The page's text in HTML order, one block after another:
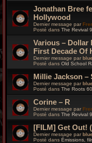
Jonathan Bree
Hollywood
Dernier message par
Posté dans The Revival
Various – Dollar
First Decade Of
Dernier message par
Posté dans Old School
Millie Jackson –
Dernier message par
Posté dans The Roots
Corine – R
Dernier message par
Posté dans The Revival
[FILM] Get Out!
Dernier message par
Posté dans Émissions,